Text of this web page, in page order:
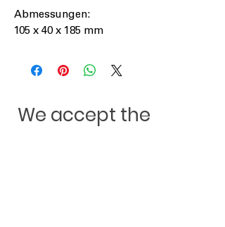
Abmessungen:
105 x 40 x 185 mm
We accept the